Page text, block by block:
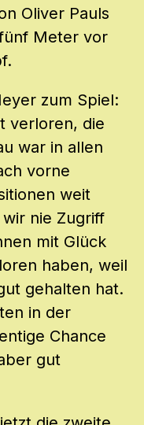
Oliver Pauls
Meter vor
zum Spiel:
verloren, die
war in allen
vorne
weit
nie Zugriff
mit Glück
haben, weil
gehalten hat.
in der
Chance
gut